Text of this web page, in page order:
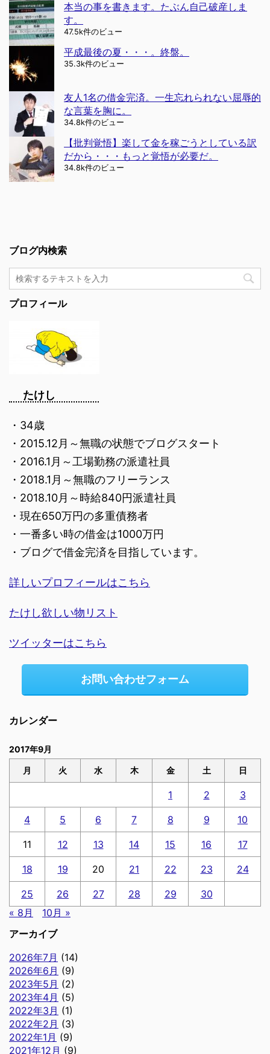
本当の事を書きます。たぶん自己破産しま
す。
47.5k件のビュー
平成最後の夏・・・。終盤。
35.3k件のビュー
友人1名の借金完済。一生忘れられない屈辱的
な言葉を胸に。
34.8k件のビュー
【批判覚悟】楽して金を稼ごうとしている訳
だから・・・もっと覚悟が必要だ。
34.8k件のビュー
ブログ内検索
プロフィール
たけし
・34歳
・2015.12月～無職の状態でブログスタート
・2016.1月～工場勤務の派遣社員
・2018.1月～無職のフリーランス
・2018.10月～時給840円派遣社員
・現在650万円の多重債務者
・一番多い時の借金は1000万円
・ブログで借金完済を目指しています。
詳しいプロフィールはこちら
たけし欲しい物リスト
ツイッターはこちら
お問い合わせフォーム
カレンダー
2017年9月
月 火 水 木 金 土 日
1 2 3
4 5 6 7 8 9 10
11 12 13 14 15 16 17
18 19 20 21 22 23 24
25 26 27 28 29
30
« 8月
10月 »
アーカイブ
2026年7月 (14)
2026年6月 (9)
2023年5月 (2)
2023年4月 (5)
2022年3月 (1)
2022年2月 (3)
2022年1月 (9)
2021年12月 (9)